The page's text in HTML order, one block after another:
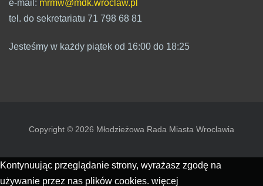
e-mail: mrmw@mdk.wroclaw.pl
tel. do sekretariatu 71 798 68 81
Jesteśmy w każdy piątek od 16:00 do 18:25
Copyright © 2026 Młodzieżowa Rada Miasta Wrocławia
Kontynuując przeglądanie strony, wyrażasz zgodę na
używanie przez nas plików cookies. więcej